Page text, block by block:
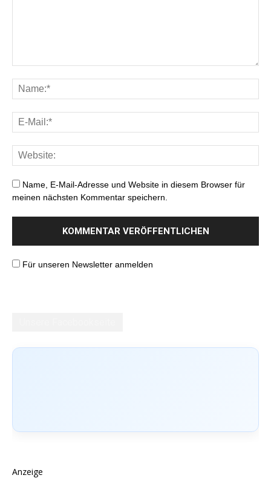
Name, E-Mail-Adresse und Website in diesem Browser für
meinen nächsten Kommentar speichern.
Für unseren Newsletter anmelden
Anzeige